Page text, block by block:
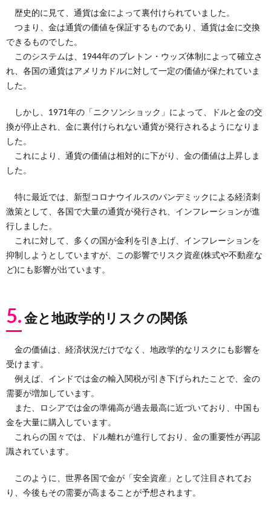
歴史的に見て、通貨は金によって裏付けられていました。
つまり、金は通貨の価値を保証するものであり、通貨は金に交換
できるものでした。
このシステムは、1944年のブレトン・ウッズ体制によって確立さ
れ、各国の通貨はアメリカドルに対して一定の価値が保たれていま
した。
しかし、1971年の「ニクソンショック」によって、ドルと金の交
換が停止され、金に裏付けられない通貨が発行されるようになりま
した。
これにより、通貨の価値は相対的に下がり、金の価値は上昇しま
した。
特に最近では、新型コロナウイルスのパンデミックによる経済刺
激策として、各国で大量の通貨が発行され、インフレーションが進
行しました。
これに対して、多くの国が金利を引き上げ、インフレーションを
抑制しようとしていますが、この影響でリスク資産(株式や不動産な
ど)にも影響が出ています。
5.金と地政学的リスクの関係
金の価値は、経済状況だけでなく、地政学的なリスクにも影響を
受けます。
例えば、インドでは金の輸入関税が引き下げられたことで、金の
需要が増加しています。
また、ロシアでは金の準備高が過去最高に近づいており、中国も
金を大量に購入しています。
これらの国々では、ドル離れが進行しており、金の重要性が再認
識されています。
このように、世界各国で金が「安全資産」として注目されてお
り、今後もその需要が高まることが予想されます。